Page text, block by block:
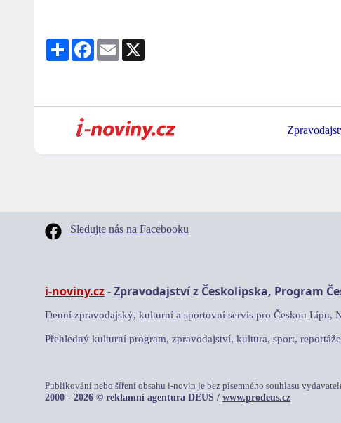
Share Facebook
Email
Sledujte nás na Facebooku
i-noviny.cz- Zpravodajství z Českolipska, Program
Denní zpravodajský, kulturní a sportovní servis pro Českou Lípu,
Přehledný kulturní program, zpravodajství, kultura, sport,
Publikování nebo šíření obsahu i-novin je bez písemného souhlasu
2000 - 2026 © reklamní agentura DEUS / www.prodeus.cz